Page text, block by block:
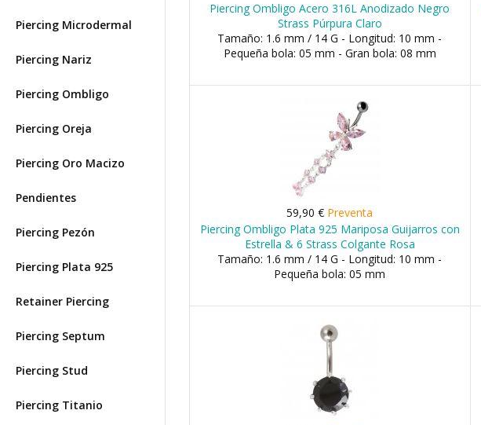
Piercing Microdermal
Piercing Nariz
Piercing Ombligo
Piercing Oreja
Piercing Oro Macizo
Pendientes
Piercing Pezón
Piercing Plata 925
Retainer Piercing
Piercing Septum
Piercing Stud
Piercing Titanio
Piercing Ombligo Acero 316L Anodizado Negro
Strass Púrpura Claro
Tamaño: 1.6 mm / 14 G - Longitud: 10 mm -
Pequeña bola: 05 mm - Gran bola: 08 mm
59,90 € Preventa
Piercing Ombligo Plata 925 Mariposa Guijarros con
Estrella & 6 Strass Colgante Rosa
Tamaño: 1.6 mm / 14 G - Longitud: 10 mm -
Pequeña bola: 05 mm